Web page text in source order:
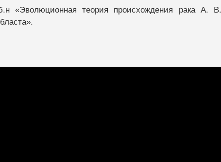
«Эволюционная теория происхождения рака А. В.